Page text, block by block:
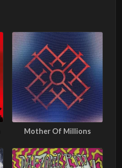
Mother Of Millions